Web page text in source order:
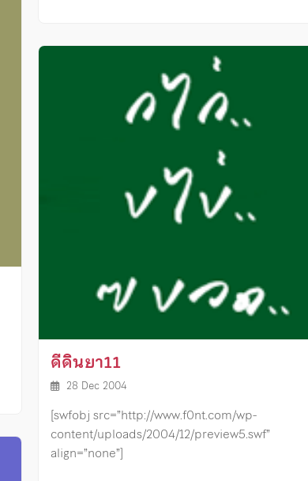
ดีดินยา11
28 Dec 2004
[swfobj src=”http://www.f0nt.com/wp-
content/uploads/2004/12/preview5.swf”
align=”none”]